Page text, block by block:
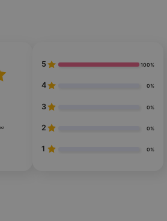
5 100%
4 0%
3 0%
2 0%
1 0%